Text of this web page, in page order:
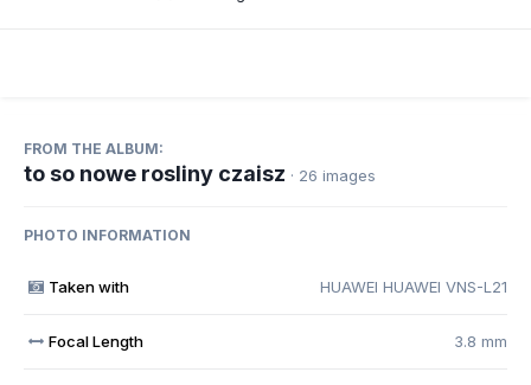
FROM THE ALBUM:
to so nowe rosliny czaisz · 26 images
PHOTO INFORMATION
Taken with HUAWEI HUAWEI VNS-L21
Focal Length 3.8 mm